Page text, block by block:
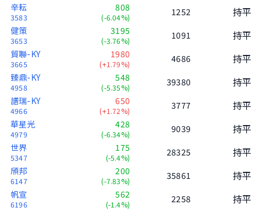
辛耘
3583
808
(-6.04%) 1252 持平
健策
3653
3195
(-3.76%) 1091 持平
貿聯-KY
3665
1980
(+1.79%) 4686 持平
臻鼎-KY
4958
548
(-5.35%) 39380 持平
譜瑞-KY
4966
650
(+1.72%) 3777 持平
華星光
4979
428
(-6.34%) 9039 持平
世界
5347
175
(-5.4%) 28325 持平
頎邦
6147
200
(-7.83%) 35861 持平
帆宣
6196
562
(-1.4%) 2258 持平